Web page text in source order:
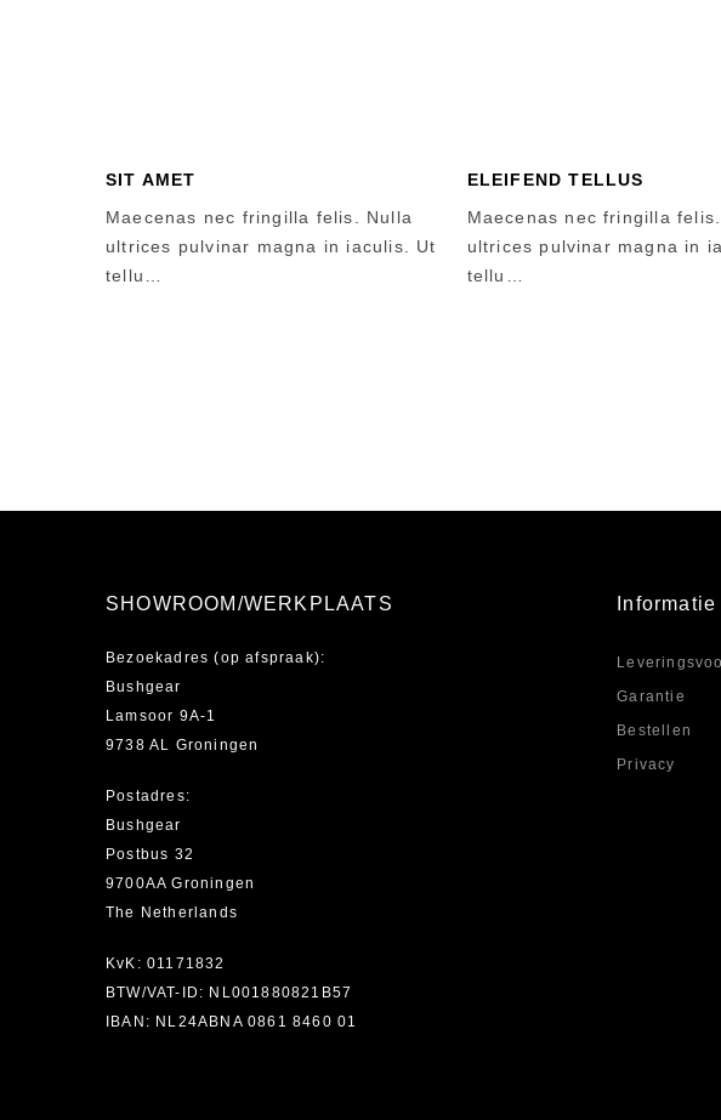
SIT AMET
Maecenas nec fringilla felis. Nulla
ultrices pulvinar magna in iaculis. Ut
tellu…
ELEIFEND TELLUS
Maecenas nec fringilla
ultrices pulvinar magna in
tellu…
SHOWROOM/WERKPLAATS
Bezoekadres (op afspraak):
Bushgear
Lamsoor 9A-1
9738 AL Groningen
Postadres:
Bushgear
Postbus 32
9700AA Groningen
The Netherlands
KvK: 01171832
BTW/VAT-ID: NL001880821B57
IBAN: NL24ABNA 0861 8460 01
Informatie
Garantie
Bestellen
Privacy